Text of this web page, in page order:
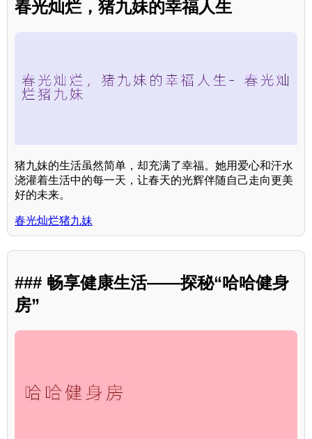
春光灿烂，猪九妹的幸福人生
猪九妹的生活虽然简单，却充满了幸福。她用爱心和汗水
浇灌着生活中的每一天，让春天的光辉伴随自己走向更美
好的未来。
春光灿烂猪九妹
### 畅享健康生活——探秘“哈哈健身
房”